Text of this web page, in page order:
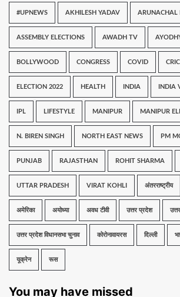
#UPNEWS AKHILESH YADAV ARUNACHAL
ASSEMBLY ELECTIONS AWADH TV
BOLLYWOOD CONGRESS COVID
ELECTION 2022 HEALTH INDIA INDIA
IPL LIFESTYLE MANIPUR MANIPUR
N. BIREN SINGH NORTH EAST NEWS PM
PUNJAB RAJASTHAN ROHIT SHARMA
UTTAR PRADESH VIRAT KOHLI अंतरराष्ट्रीय
अमेरिका अयोध्या अवध टीवी उत्तर प्रदेश
उत्तर प्रदेश विधानसभा चुनाव कोरोनावायरस दिल्ली
यूक्रेन रूस
You may have missed